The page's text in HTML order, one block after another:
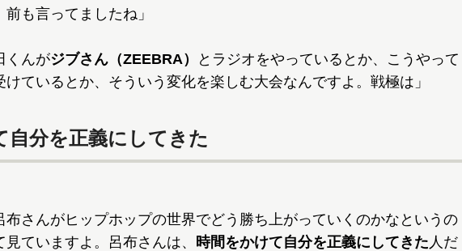
前も言ってましたね」
くんがジブさん（ZEEBRA）
とラジオをやっているとか、こうやって
けているとか、そういう変化を楽しむ大会なんですよ。戦極は」
自分を正義にしてきた
布さんがヒップホップの世界でどう勝ち上がっていくのかなというの
ていますよ。呂布さんは、 時間をかけて自分を正義にしてきた 人だ